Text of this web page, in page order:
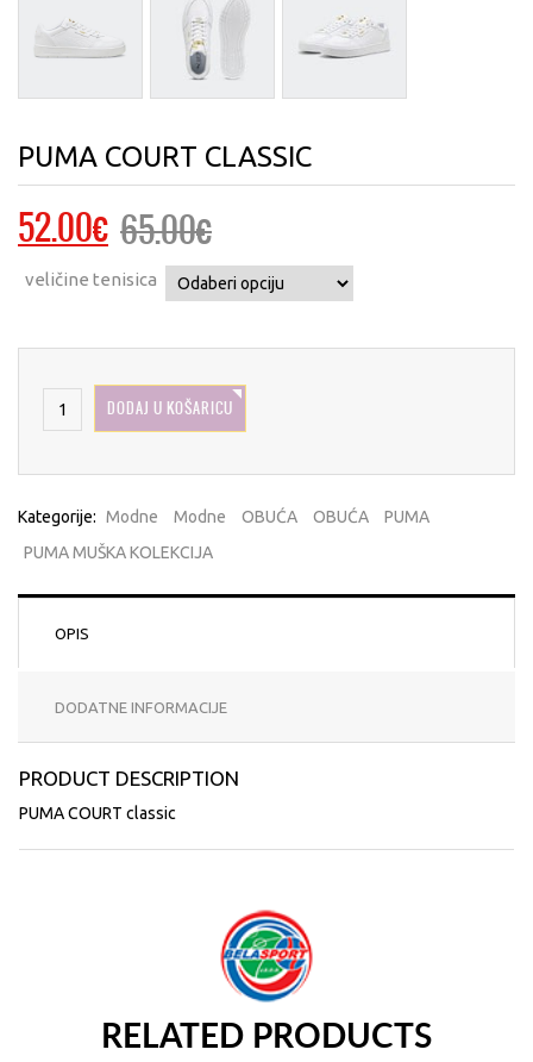
PUMA COURT CLASSIC
65.00€
Izvorna
cijena
65.00€.
52.00€ Trenutna
cijena
veličine tenisica
DODAJ U KOŠARICU
Kategorije: Modne Modne OBUĆA OBUĆA
PUMA
PUMA MUŠKA KOLEKCIJA
OPIS
DODATNE INFORMACIJE
PRODUCT DESCRIPTION
PUMA COURT classic
RELATED PRODUCTS